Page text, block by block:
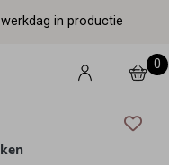
in productie
0